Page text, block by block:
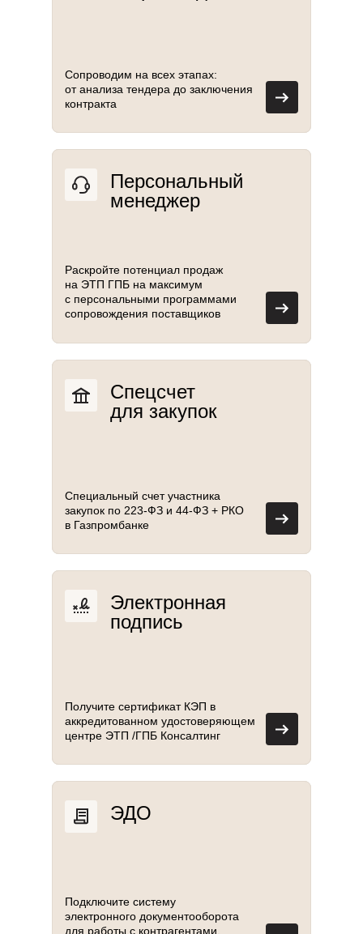
ЭДО
Подключите систему
электронного документооборота
для работы с контрагентами,
Электронная
подпись
Получите сертификат КЭП в
аккредитованном удостоверяющем
центре ЭТП /ГПБ Консалтинг
Спецсчет
для закупок
Специальный счет участника
закупок по 223-ФЗ и 44-ФЗ + РКО
в Газпромбанке
Персональный
менеджер
Раскройте потенциал продаж
на ЭТП ГПБ на максимум
с персональными программами
сопровождения поставщиков
Сопроводим на всех этапах:
от анализа тендера до заключения
контракта